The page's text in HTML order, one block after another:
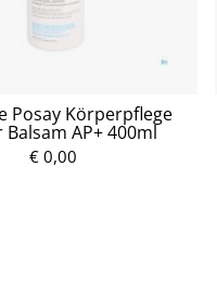
Posay Körperpflege
Balsam AP+ 400ml
€ 0,00P